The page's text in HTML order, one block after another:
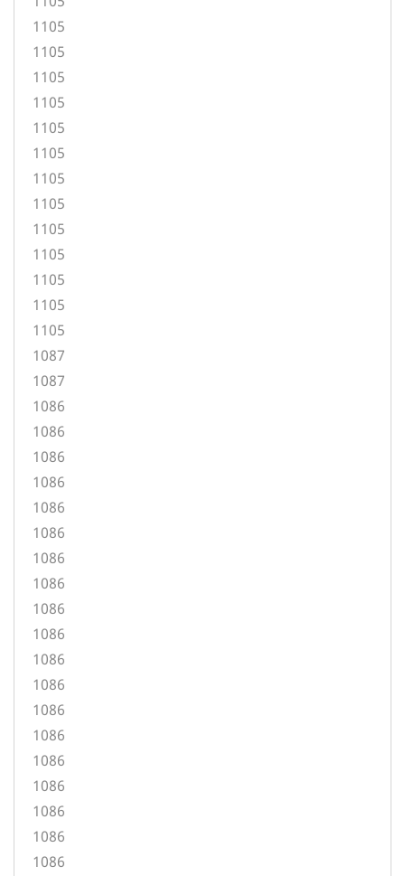
1105
1105
1105
1105
1105
1105
1105
1105
1105
1105
1105
1105
1105
1087
1087
1086
1086
1086
1086
1086
1086
1086
1086
1086
1086
1086
1086
1086
1086
1086
1086
1086
1086
1086